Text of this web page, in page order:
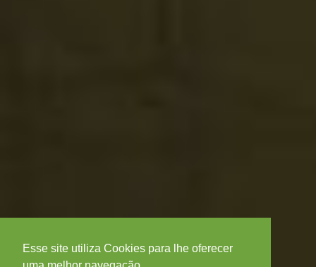
Esse site utiliza Cookies para lhe oferecer